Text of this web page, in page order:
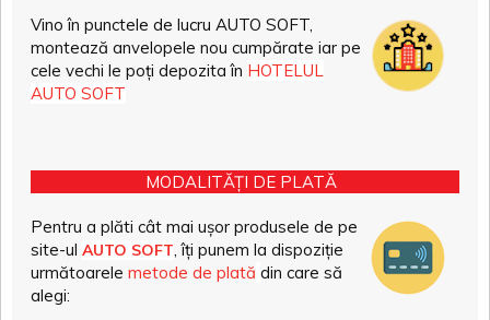
Vino în punctele de lucru AUTO SOFT,
montează anvelopele nou cumpărate iar pe
cele vechi le poți depozita în HOTELUL
AUTO SOFT
MODALITĂȚI DE PLATĂ
Pentru a plăti cât mai ușor produsele de pe
site-ul AUTO SOFT , îți punem la dispoziție
următoarele metode de plată din care să
alegi: